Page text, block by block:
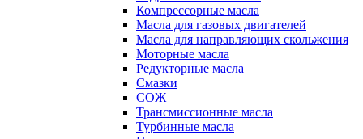
Компрессорные масла
Масла для газовых двигателей
Масла для направляющих скольжения
Моторные масла
Редукторные масла
Смазки
СОЖ
Трансмиссионные масла
Турбинные масла